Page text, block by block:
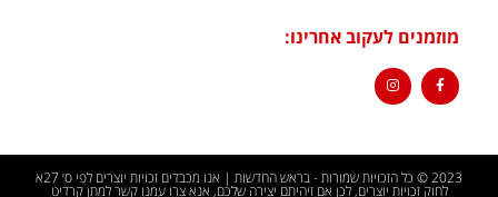
מוזמנים לעקוב אחרינו:
2023 © כל הזכויות שמורות - בראש החדשות | אנו מכבדים זכויות יוצרים לפי ס׳ 27א
לחוק זכויות יוצרים, לכן אם זיהיתם יצירה שלכם, אנא צרו עמנו קשר למתן קרדיט